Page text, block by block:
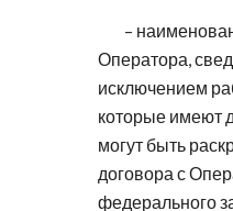
–
Оператора,
исключением
которые имеют
могут быть
договора с
федерального